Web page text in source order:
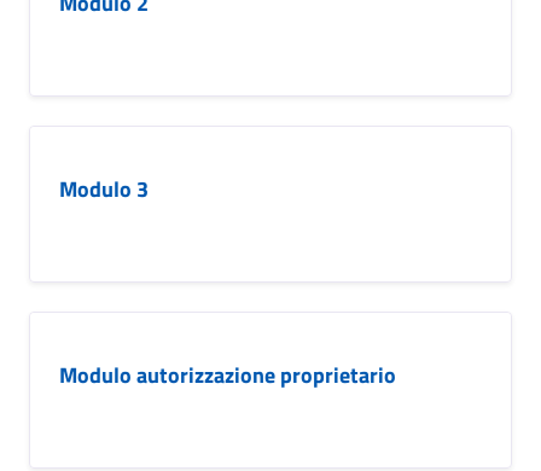
Modulo 3
Modulo autorizzazione proprietario